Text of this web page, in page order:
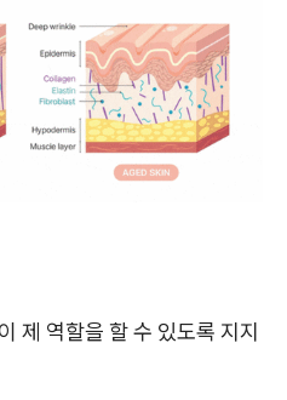
제 역할을 할 수 있도록 지지